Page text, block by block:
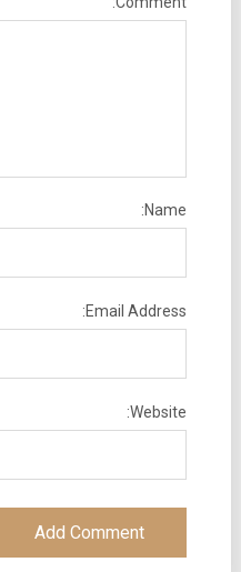
Name:
Email Address:
Website: